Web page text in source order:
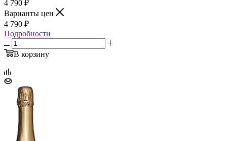
4 790 ₽
Варианты цен
4 790 ₽
Подробности
В корзину